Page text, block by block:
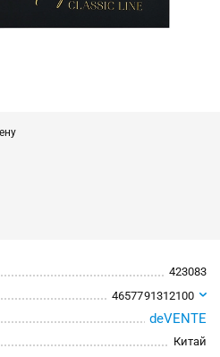
423083
4657791312100
deVENTE
Китай